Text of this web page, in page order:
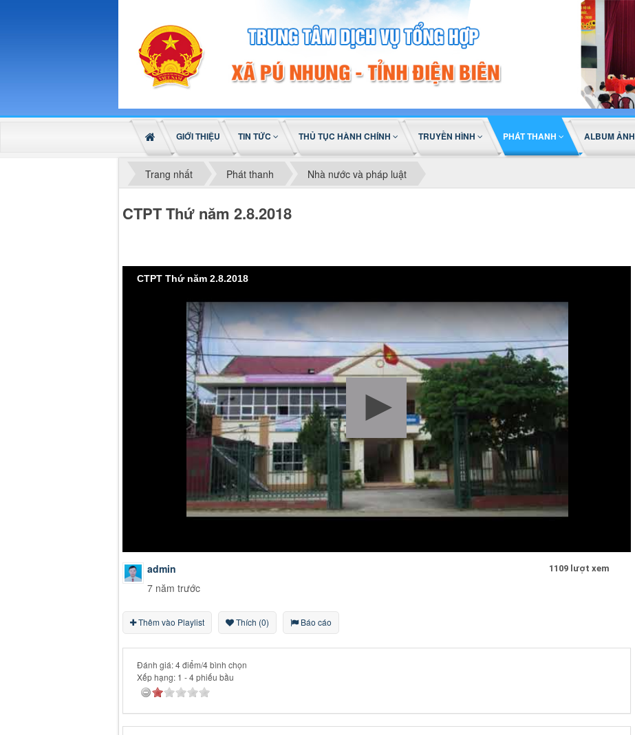
GIỚI THIỆU TIN TỨC THỦ TỤC HÀNH CHÍNH TRUYỀN HÌNH PHÁT THANH ALBUM ẢNH
Trang nhất Phát thanh Nhà nước và pháp luật
CTPT Thứ năm 2.8.2018
CTPT Thứ năm 2.8.2018
admin
7 năm trước
1109 lượt xem
Thêm vào Playlist Thích (0) Báo cáo
Đánh giá: 4 điểm/4 bình chọn
Xếp hạng: 1 -4phiếu bầu